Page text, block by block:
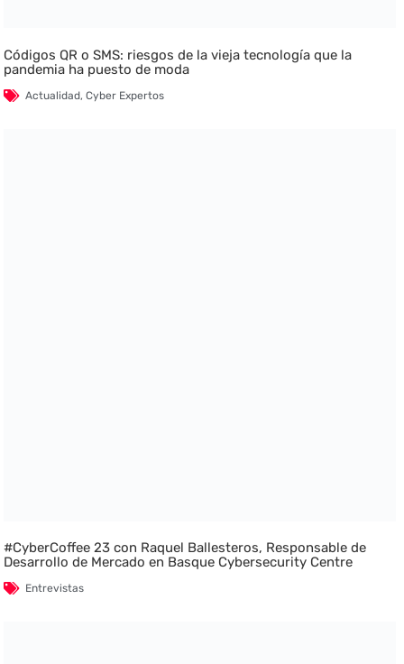
Códigos QR o SMS: riesgos de la vieja tecnología que la
pandemia ha puesto de moda
Actualidad,Cyber Expertos
#CyberCoffee 23 con Raquel Ballesteros, Responsable de
Desarrollo de Mercado en Basque Cybersecurity Centre
Entrevistas